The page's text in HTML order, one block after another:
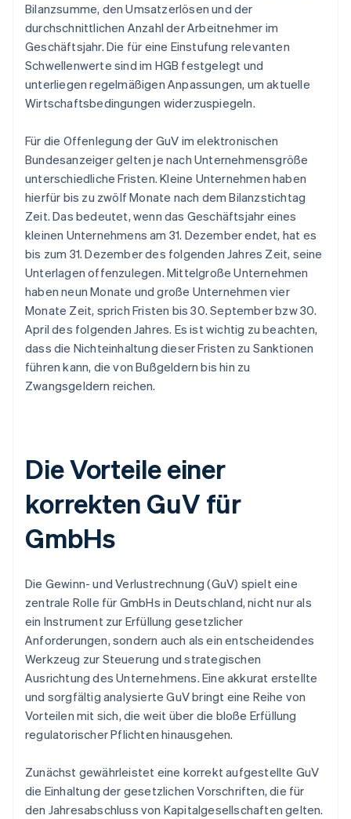
Bilanzsumme, den Umsatzerlösen und der
durchschnittlichen Anzahl der Arbeitnehmer im
Geschäftsjahr. Die für eine Einstufung relevanten
Schwellenwerte sind im HGB festgelegt und
unterliegen regelmäßigen Anpassungen, um aktuelle
Wirtschaftsbedingungen widerzuspiegeln.
Für die Offenlegung der GuV im elektronischen
Bundesanzeiger gelten je nach Unternehmensgröße
unterschiedliche Fristen. Kleine Unternehmen haben
hierfür bis zu zwölf Monate nach dem Bilanzstichtag
Zeit. Das bedeutet, wenn das Geschäftsjahr eines
kleinen Unternehmens am 31. Dezember endet, hat es
bis zum 31. Dezember des folgenden Jahres Zeit, seine
Unterlagen offenzulegen. Mittelgroße Unternehmen
haben neun Monate und große Unternehmen vier
Monate Zeit, sprich Fristen bis 30. September bzw 30.
April des folgenden Jahres. Es ist wichtig zu beachten,
dass die Nichteinhaltung dieser Fristen zu Sanktionen
führen kann, die von Bußgeldern bis hin zu
Zwangsgeldern reichen.
Die Vorteile einer
korrekten GuV für
GmbHs
Die Gewinn- und Verlustrechnung (GuV) spielt eine
zentrale Rolle für GmbHs in Deutschland, nicht nur als
ein Instrument zur Erfüllung gesetzlicher
Anforderungen, sondern auch als ein entscheidendes
Werkzeug zur Steuerung und strategischen
Ausrichtung des Unternehmens. Eine akkurat erstellte
und sorgfältig analysierte GuV bringt eine Reihe von
Vorteilen mit sich, die weit über die bloße Erfüllung
regulatorischer Pflichten hinausgehen.
Zunächst gewährleistet eine korrekt aufgestellte GuV
die Einhaltung der gesetzlichen Vorschriften, die für
den Jahresabschluss von Kapitalgesellschaften gelten.